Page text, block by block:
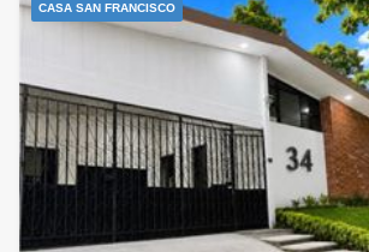
CASA SAN FRANCISCO